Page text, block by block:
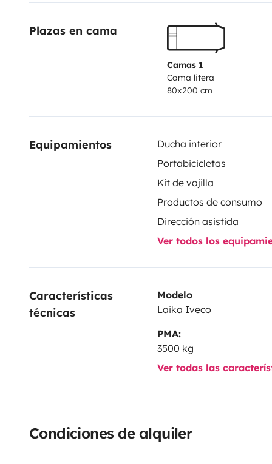
Plazas en cama
Camas 1
Cama litera
80x200 cm
Equipamientos Ducha interior
Portabicicletas
Kit de vajilla
Productos de consumo
Dirección asistida
Ver todos los
Características
técnicas
Modelo
Laika Iveco
PMA:
3500 kg
Ver todas las
Condiciones de alquiler